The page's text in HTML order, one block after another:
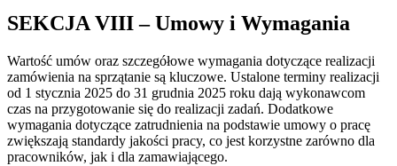
SEKCJA VIII – Umowy i Wymagania
Wartość umów oraz szczegółowe wymagania dotyczące realizacji
zamówienia na sprzątanie są kluczowe. Ustalone terminy realizacji
od 1 stycznia 2025 do 31 grudnia 2025 roku dają wykonawcom
czas na przygotowanie się do realizacji zadań. Dodatkowe
wymagania dotyczące zatrudnienia na podstawie umowy o pracę
zwiększają standardy jakości pracy, co jest korzystne zarówno dla
pracowników, jak i dla zamawiającego.